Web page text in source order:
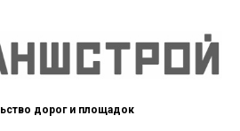
дорог и площадок